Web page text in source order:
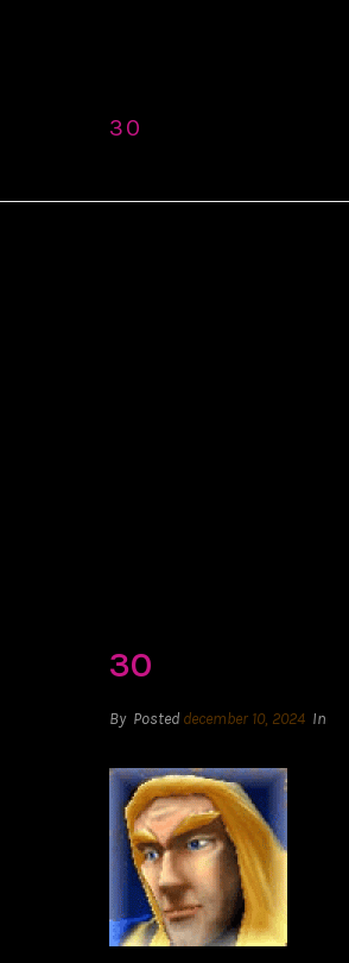
30
30
By Posted december 10, 2024 In